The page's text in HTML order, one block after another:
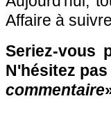
Affaire à
Seriez-vous
N'hésitez
commentaire